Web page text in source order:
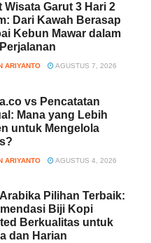
Wisata Garut 3 Hari 2
Dari Kawah Berasap
Kebun Mawar dalam
ARIYANTO AGUSTUS 7, 2026
vs Pencatatan
Mana yang Lebih
untuk Mengelola
ARIYANTO AGUSTUS 4, 2026
Pilihan Terbaik:
Biji Kopi
Berkualitas untuk
dan Harian